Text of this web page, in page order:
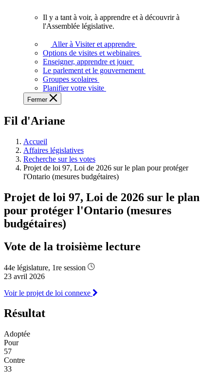
voir,
apprendre
et
à
à
législative.
Il y a tant à voir, à apprendre et à découvrir à
l'Assemblée législative.
Aller à Visiter et apprendre
Options de visites et webinaires
Enseigner, apprendre et jouer
Le parlement et le gouvernement
Groupes scolaires
Planifier votre visite
Fermer
Fil d'Ariane
Accueil
Affaires législatives
Recherche sur les votes
Projet de loi 97, Loi de 2026 sur le plan pour protéger
l'Ontario (mesures budgétaires)
Projet de loi 97, Loi de 2026 sur le plan
pour protéger l'Ontario (mesures
budgétaires)
Vote de la troisième lecture
44e législature, 1re session
23 avril 2026
Voir le projet de loi connexe
Résultat
Adoptée
Pour
57
Contre
33